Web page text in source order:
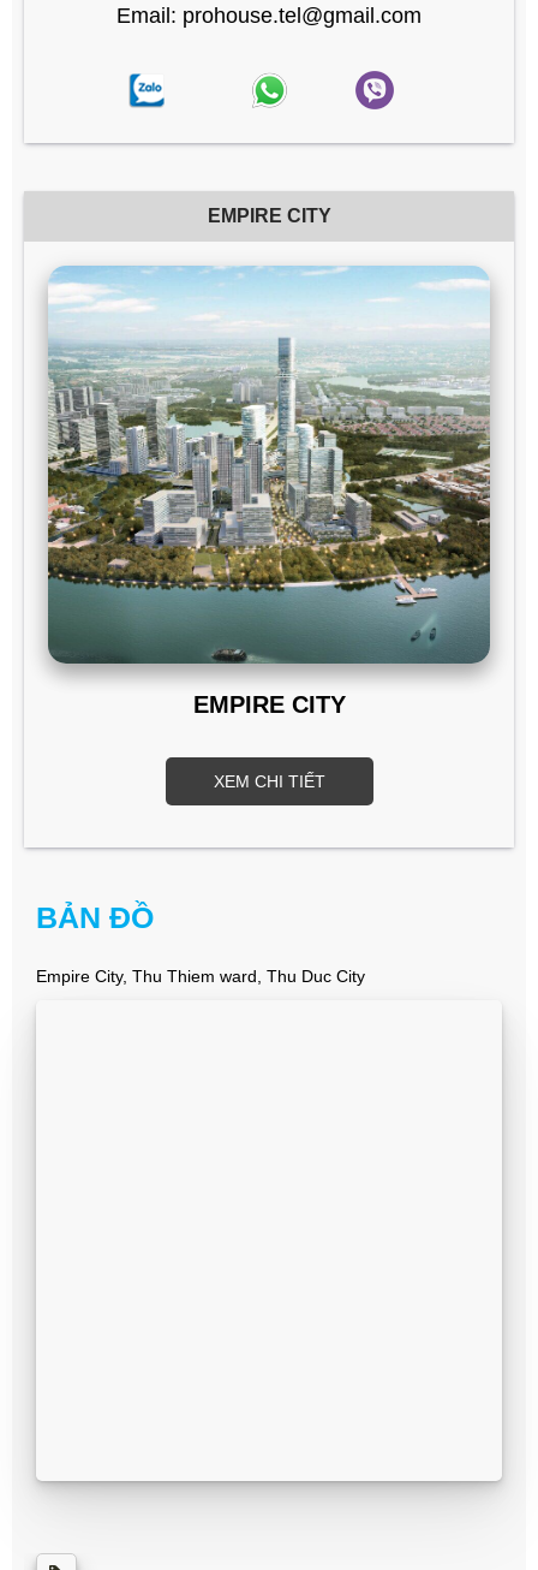
Email: prohouse.tel@gmail.com
EMPIRE CITY
EMPIRE CITY
XEM CHI TIẾT
BẢN ĐỒ
Empire City, Thu Thiem ward, Thu Duc City